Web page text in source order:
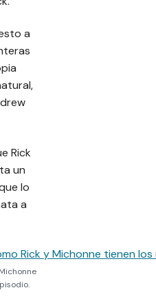
a
Rick
un
lo
a